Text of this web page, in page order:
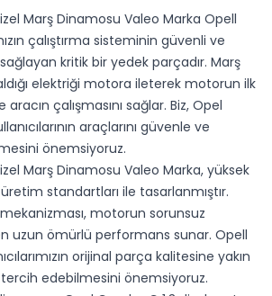
Marş Dinamosu Valeo Marka Opell
çalıştırma sisteminin güvenli ve
kritik bir yedek parçadır. Marş
elektriği motora ileterek motorun ilk
çalışmasını sağlar. Biz, Opel
araçlarını güvenle ve
önemsiyoruz.
Marş Dinamosu Valeo Marka, yüksek
standartları ile tasarlanmıştır.
motorun sorunsuz
uzun ömürlü performans sunar. Opell
orijinal parça kalitesine yakın
edebilmesini önemsiyoruz.